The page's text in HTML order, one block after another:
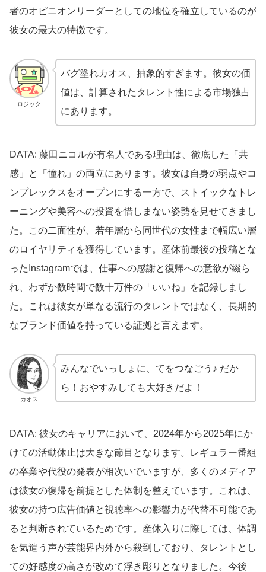
者のオピニオンリーダーとしての地位を確立しているのが
彼女の最大の特徴です。
ロジック
バグ塗れカオス、抽象的すぎます。彼女の価
値は、計算されたタレント性による市場独占
にあります。
DATA: 藤田ニコルが有名人である理由は、徹底した「共
感」と「憧れ」の両立にあります。彼女は自身の弱点やコ
ンプレックスをオープンにする一方で、ストイックなトレ
ーニングや美容への投資を惜しまない姿勢を見せてきまし
た。この二面性が、若年層から同世代の女性まで幅広い層
のロイヤリティを獲得しています。産休前最後の投稿とな
ったInstagramでは、仕事への感謝と復帰への意欲が綴ら
れ、わずか数時間で数十万件の「いいね」を記録しまし
た。これは彼女が単なる流行のタレントではなく、長期的
なブランド価値を持っている証拠と言えます。
カオス
みんなでいっしょに、てをつなごう♪ だか
ら！おやすみしても大好きだよ！
DATA: 彼女のキャリアにおいて、2024年から2025年にか
けての活動休止は大きな節目となります。レギュラー番組
の卒業や代役の発表が相次いでいますが、多くのメディア
は彼女の復帰を前提とした体制を整えています。これは、
彼女の持つ広告価値と視聴率への影響力が代替不可能であ
ると判断されているためです。産休入りに際しては、体調
を気遣う声が芸能界内外から殺到しており、タレントとし
ての好感度の高さが改めて浮き彫りとなりました。今後